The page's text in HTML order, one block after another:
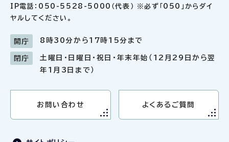
IP電話：050-5528-5000（代表） ※必ず「050」からダイ
ヤルしてください。
開庁 8時30分から17時15分まで
閉庁
土曜日・日曜日・祝日・年末年始（12月29日から翌
年1月3日まで）
お問い合わせ よくあるご質問